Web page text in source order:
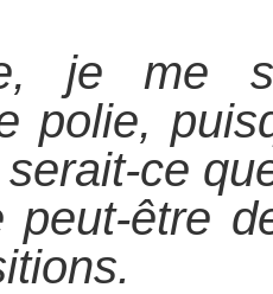
je me
polie,
ce
peut-être